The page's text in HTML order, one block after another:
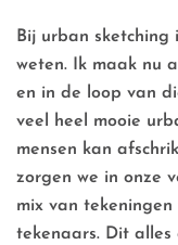
Bij urban sketching
weten. Ik maak nu
en in de loop van
veel heel mooie
mensen kan
zorgen we in onze
mix van
tekenaars. Dit alles